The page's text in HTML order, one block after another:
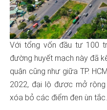
Với tổng vốn đầu tư 100
đường huyết mạch này đã
quận cũng như giữa TP.
2022, đại lộ được mở
xóa bỏ các điểm đen ùn tắc.